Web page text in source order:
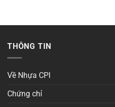
THÔNG TIN
Về Nhựa CPI
Chứng chỉ